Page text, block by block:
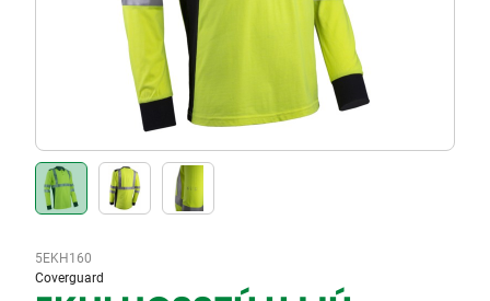
5EKH160
Coverguard